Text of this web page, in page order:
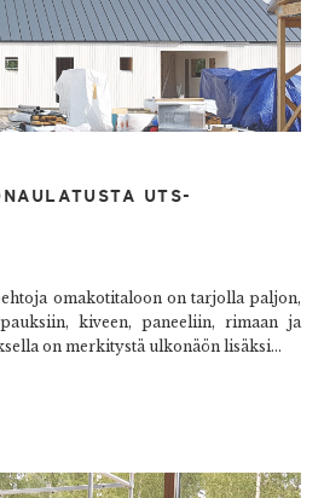
UTS-
omakotitaloon on tarjolla paljon,
kiveen, paneeliin, rimaan ja
on merkitystä ulkonäön lisäksi...